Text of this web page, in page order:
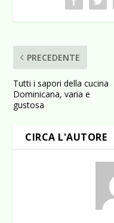
PRECEDENTE
Tutti i sapori della cucina
Dominicana, varia e
gustosa
CIRCA L'AUTORE